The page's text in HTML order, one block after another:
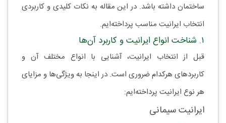
ساختمان داشته باشد. در این مقاله به نکات کلیدی و کاربردی
انتخاب ایرانیت مناسب پرداخته‌ایم.
۱. شناخت انواع ایرانیت و کاربرد آن‌ها
قبل از انتخاب ایرانیت، آشنایی با انواع مختلف آن و
کاربردهای هرکدام ضروری است. در اینجا به ویژگی‌ها و مزایای
هر نوع ایرانیت پرداخته‌ایم:
ایرانیت سیمانی